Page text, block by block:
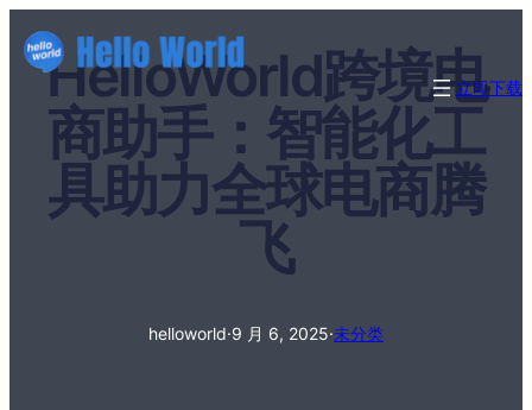
立即下载
HelloWorld跨境电
商助手：智能化工
具助力全球电商腾
飞
helloworld·9 月 6, 2025·未分类